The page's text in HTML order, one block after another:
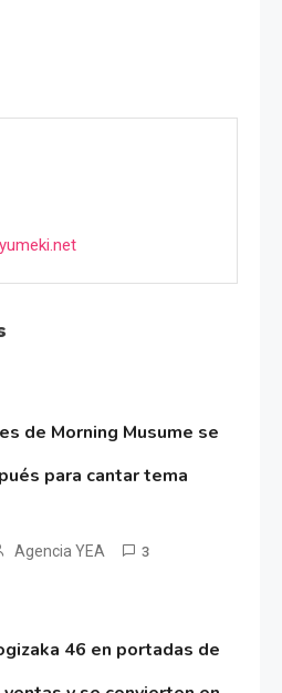
de Morning Musume se
para cantar tema
Agencia YEA 3
46 en portadas de